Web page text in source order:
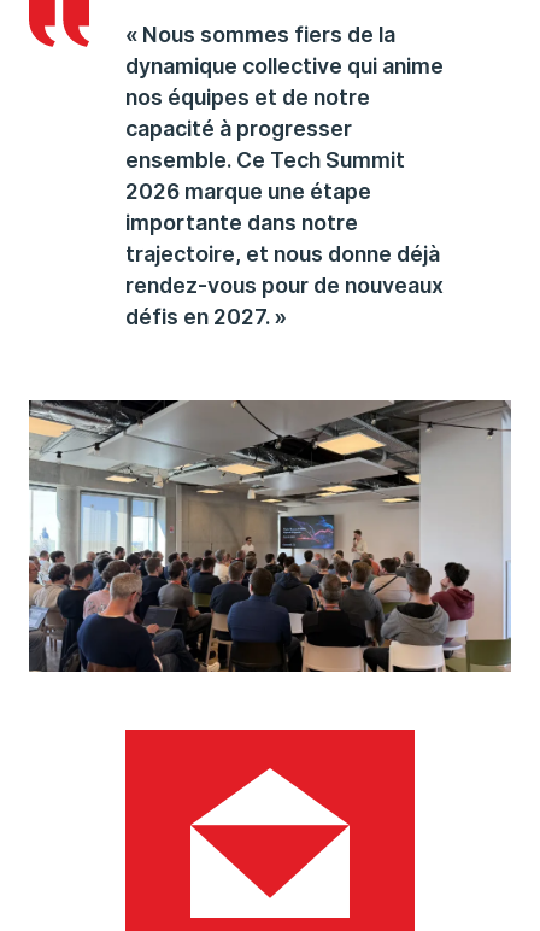
« Nous sommes fiers de la
dynamique collective qui anime
nos équipes et de notre
capacité à progresser
ensemble. Ce Tech Summit
2026 marque une étape
importante dans notre
trajectoire, et nous donne déjà
rendez-vous pour de nouveaux
défis en 2027. »